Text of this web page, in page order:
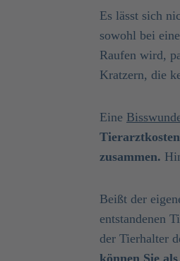
Es lässt sich
sowohl bei
Raufen wird,
Kratzern, die
Eine
zusammen.
Beißt der
entstandenen
der Tierhalter